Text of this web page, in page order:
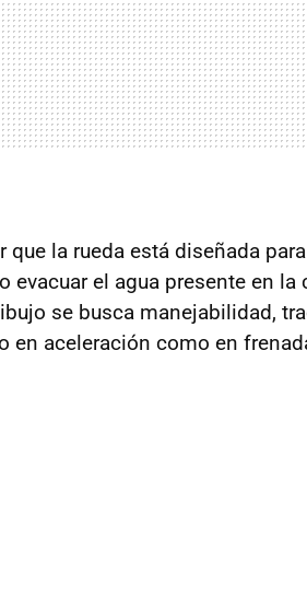
que la rueda está diseñada
el agua presente en la
se busca manejabilidad,
en aceleración como en